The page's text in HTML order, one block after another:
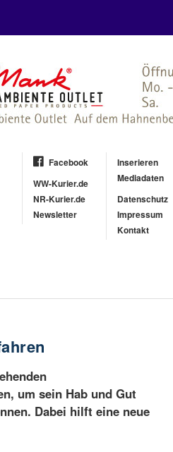
Facebook
WW-Kurier.de
NR-Kurier.de
Newsletter
Inserieren
Mediadaten
Datenschutz
Impressum
Kontakt
um sein Hab und Gut
Dabei hilft eine neue